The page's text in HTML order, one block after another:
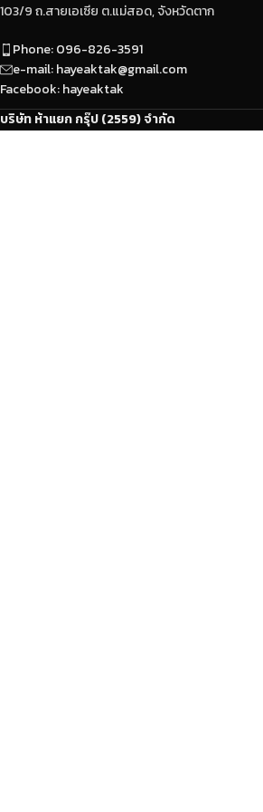
103/9 ถ.สายเอเซีย ต.แม่สอด, จังหวัดตาก
Phone: 096-826-3591
e-mail: hayeaktak@gmail.com
Facebook: hayeaktak
บริษัท ห้าแยก กรุ๊ป (2559) จำกัด